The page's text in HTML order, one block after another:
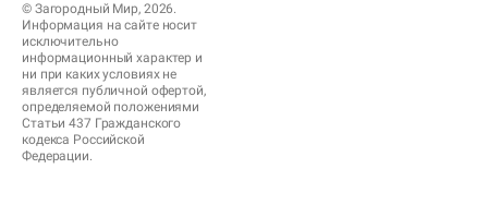
© Загородный Мир, 2026.
Информация на сайте носит
исключительно
информационный характер и
ни при каких условиях не
является публичной офертой,
определяемой положениями
Статьи 437 Гражданского
кодекса Российской
Федерации.